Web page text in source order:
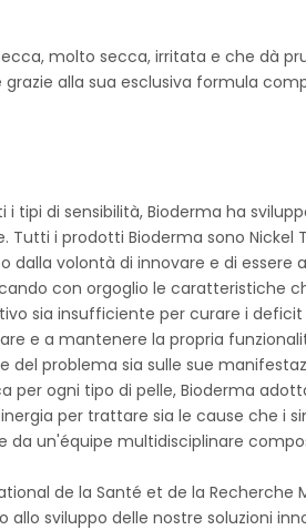
molto secca, irritata e che dà
alla sua esclusiva formula
tipi di sensibilità, Bioderma ha
i prodotti Bioderma sono Nickel
volontà di innovare e di essere
con orgoglio le caratteristiche
sia insufficiente per curare i
e a mantenere la propria
del problema sia sulle sue
per ogni tipo di pelle, Bioderma
per trattare sia le cause che i
un'équipe multidisciplinare
de la Santé et de la
sviluppo delle nostre soluzioni